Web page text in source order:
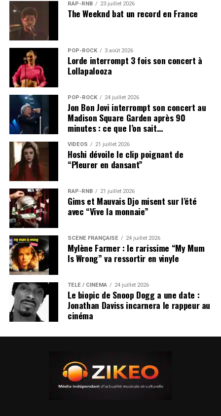
RAP-RNB 23 juillet 2026
The Weeknd bat un record en France
POP-ROCK 3 août 2026
Lorde interrompt 3 fois son concert à
Lollapalooza
POP-ROCK 24 juillet 2026
Jon Bon Jovi interrompt son concert au
Madison Square Garden après 90
minutes : ce que l’on sait…
VIDEOS 21 juillet 2026
Hoshi dévoile le clip poignant de
“Pleurer en dansant”
RAP-RNB 21 juillet 2026
Gims et Mauvais Djo misent sur l’été
avec “Vive la monnaie”
SCÈNE FRANÇAISE 24 juillet 2026
Mylène Farmer : le rarissime “My Mum
Is Wrong” va ressortir en vinyle
TÉLÉ / CINÉMA 24 juillet 2026
Le biopic de Snoop Dogg a une date :
Jonathan Daviss incarnera le rappeur au
cinéma